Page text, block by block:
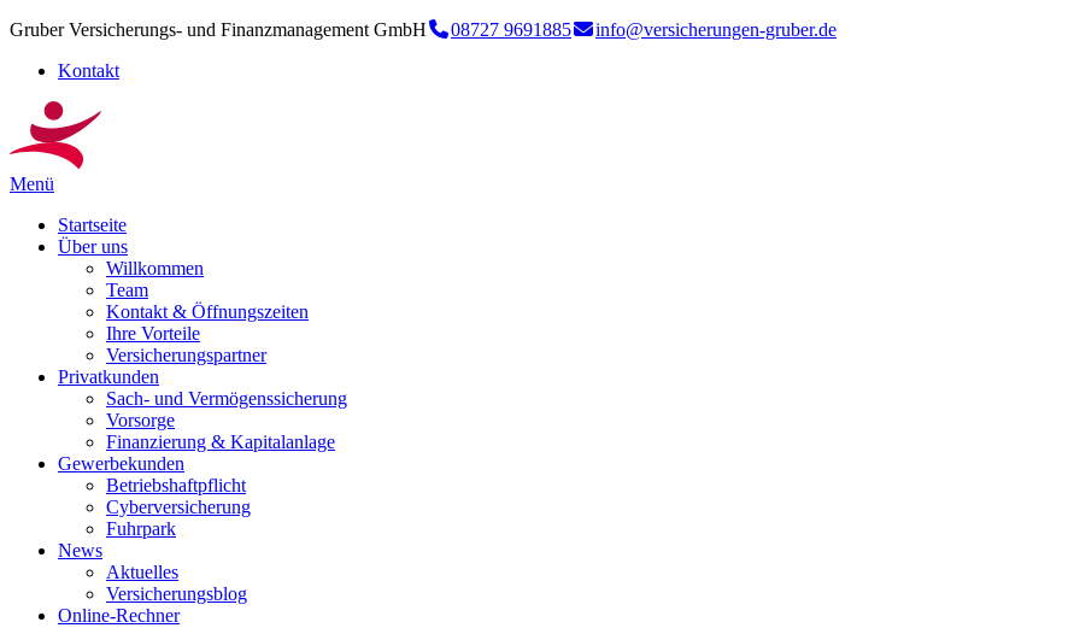
Gruber Versicherungs- und Finanzmanagement GmbH 08727 9691885
info@versicherungen-gruber.de
Kontakt
Menü
Startseite
Über uns
Willkommen
Team
Kontakt & Öffnungszeiten
Ihre Vorteile
Versicherungspartner
Privatkunden
Sach- und Vermögenssicherung
Vorsorge
Finanzierung & Kapitalanlage
Gewerbekunden
Betriebshaftpflicht
Cyberversicherung
Fuhrpark
News
Aktuelles
Versicherungsblog
Online-Rechner